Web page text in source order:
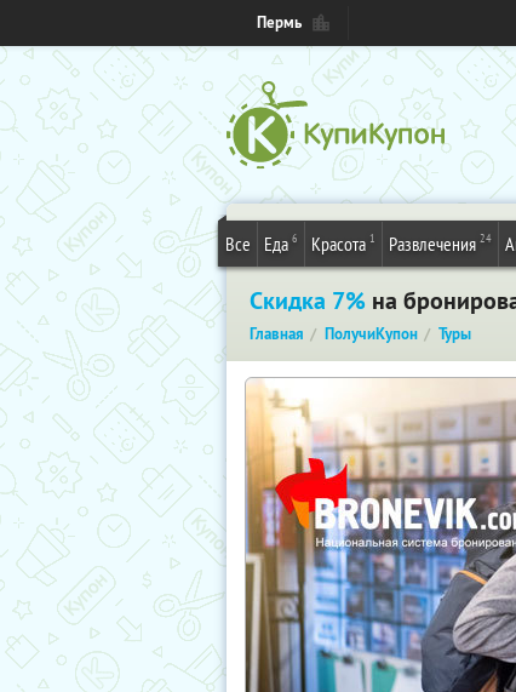
Пермь
Все Еда 6 Красота 1 Развлечения 24
Скидка 7% на
Главная ПолучиКупон Туры